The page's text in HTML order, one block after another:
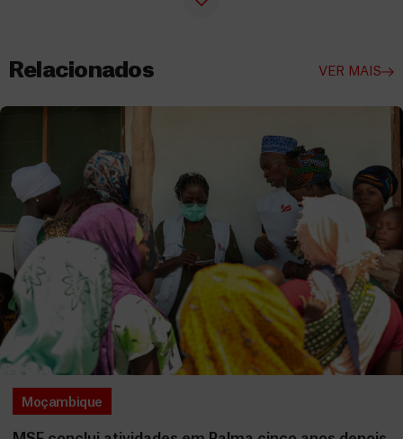
Relacionados VER MAIS
Moçambique